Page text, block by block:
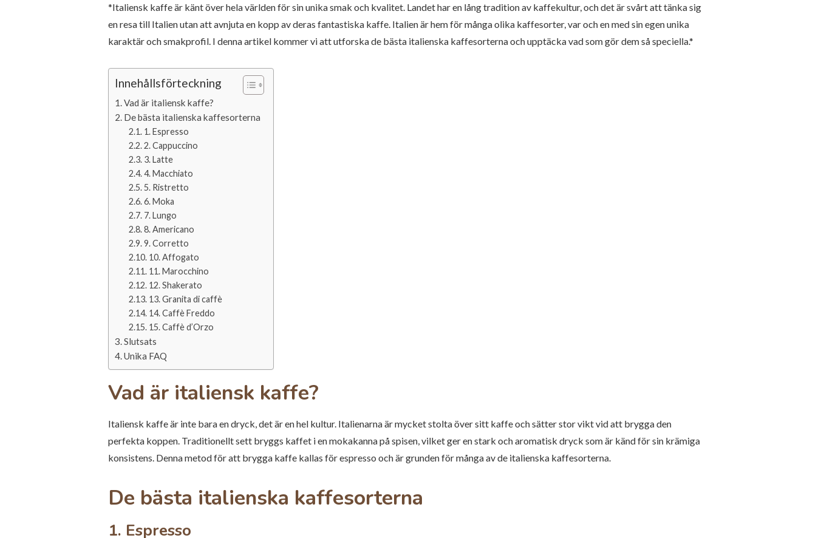
*Italiensk kaffe är känt över hela världen för sin unika smak och kvalitet. Landet har en lång tradition av kaffekultur, och det är svårt att tänka sig
en resa till Italien utan att avnjuta en kopp av deras fantastiska kaffe. Italien är hem för många olika kaffesorter, var och en med sin egen unika
karaktär och smakprofil. I denna artikel kommer vi att utforska de bästa italienska kaffesorterna och upptäcka vad som gör dem så speciella.*
Innehållsförteckning
Vad är italiensk kaffe?
De bästa italienska kaffesorterna
1. Espresso
2. Cappuccino
3. Latte
4. Macchiato
5. Ristretto
6. Moka
7. Lungo
8. Americano
9. Corretto
10. Affogato
11. Marocchino
12. Shakerato
13. Granita di caffè
14. Caffè Freddo
15. Caffè d’Orzo
Slutsats
Unika FAQ
Vad är italiensk kaffe?
Italiensk kaffe är inte bara en dryck, det är en hel kultur. Italienarna är mycket stolta över sitt kaffe och sätter stor vikt vid att brygga den
perfekta koppen. Traditionellt sett bryggs kaffet i en mokakanna på spisen, vilket ger en stark och aromatisk dryck som är känd för sin krämiga
konsistens. Denna metod för att brygga kaffe kallas för espresso och är grunden för många av de italienska kaffesorterna.
De bästa italienska kaffesorterna
1. Espresso